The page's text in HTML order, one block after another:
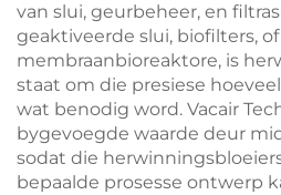
van slui, geurbeheer, en
geaktiveerde slui, biofilters, of
membraanbioreaktore, is
staat om die presiese
wat benodig word. Vacair
bygevoegde waarde deur
sodat die
bepaalde prosesse ontwerp